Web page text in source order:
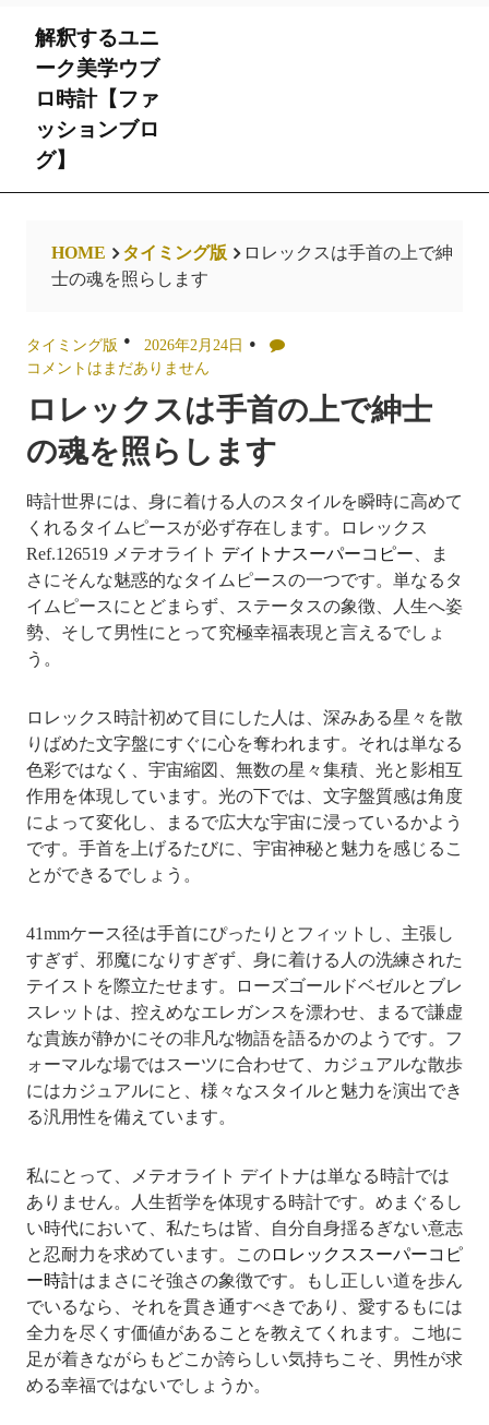
content
解釈するユニ
ーク美学ウブ
ロ時計【ファ
ッションブロ
グ】
HOME タイミング版
ロレックスは手首の上で紳
士の魂を照らします
タイミング版
2026年2月24日
コメントはまだありません
ロレックスは手首の上で紳士
の魂を照らします
時計世界には、身に着ける人のスタイルを瞬時に高めて
くれるタイムピースが必ず存在します。ロレックス
Ref.126519 メテオライト デイトナスーパーコピー 、ま
さにそんな魅惑的なタイムピースの一つです。単なるタ
イムピースにとどまらず、ステータスの象徴、人生へ姿
勢、そして男性にとって究極幸福表現と言えるでしょ
う。
ロレックス時計初めて目にした人は、深みある星々を散
りばめた文字盤にすぐに心を奪われます。それは単なる
色彩ではなく、宇宙縮図、無数の星々集積、光と影相互
作用を体現しています。光の下では、文字盤質感は角度
によって変化し、まるで広大な宇宙に浸っているかよう
です。手首を上げるたびに、宇宙神秘と魅力を感じるこ
とができるでしょう。
41mmケース径は手首にぴったりとフィットし、主張し
すぎず、邪魔になりすぎず、身に着ける人の洗練された
テイストを際立たせます。ローズゴールドベゼルとブレ
スレットは、控えめなエレガンスを漂わせ、まるで謙虚
な貴族が静かにその非凡な物語を語るかのようです。フ
ォーマルな場ではスーツに合わせて、カジュアルな散歩
にはカジュアルにと、様々なスタイルと魅力を演出でき
る汎用性を備えています。
私にとって、メテオライト デイトナは単なる時計では
ありません。人生哲学を体現する時計です。めまぐるし
い時代において、私たちは皆、自分自身揺るぎない意志
と忍耐力を求めています。このロレックススーパーコピ
ー時計はまさにそ強さの象徴です。もし正しい道を歩ん
でいるなら、それを貫き通すべきであり、愛するもには
全力を尽くす価値があることを教えてくれます。こ地に
足が着きながらもどこか誇らしい気持ちこそ、男性が求
める幸福ではないでしょうか。